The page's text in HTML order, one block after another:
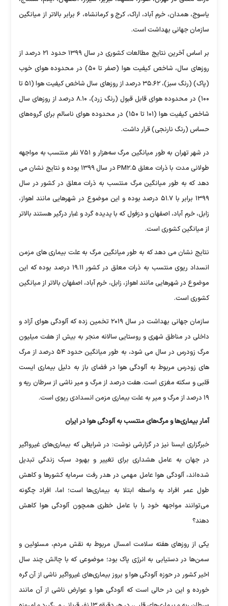
یاسوج، همدان، خرم آباد، اراک، کرج و کرمانشاه، ۶ برابر بالاتر از میانگین
سازمان جهانی بهداشت است.
بر اساس آخرین نتایج مطالعات کشوری در سال ۱۳۹۹ حدود ۲۱ درصد از
روزهای سال، شاخص کیفیت هوا (صفر تا ۵۰) در محدوده هوای خوب
(پاک) (رنگ سبز)، ۳۵.۶۲ درصد از روزهای سال شاخص کیفیت هوا (۵۱ تا
۱۰۰) در محدوده هوای قابل قبول (رنگ زرد)، ۸.۱۰ درصد از روزهای سال
شاخص کیفیت هوا (۱۰۱ تا ۱۵۰) در محدوده هوای ناسالم برای گروه‌های
حساس (رنگ نارنجی) قرار داشت.
در شهر تهران به طور میانگین مرگ سه‌هزار و ۷۵۱ نفر منتسب به مواجهه
طولانی مدت با ذرات معلق PM۲.۵ در سال ۱۳۹۹ بوده و نتایج نشان می
دهد که به طور میانگین مرگ منتسب به ذرات معلق در کشور در سال
۱۳۹۹ برابر با ۵۱.۷ درصد بوده و این موضوع در شهرهایی مانند اهواز،
زابل، خرم آباد، اصفهان و دزفول که با پدیده گرد و غبار درگیر هستند بالاتر
از میانگین کشوری است.
نتایج نشان می دهد که به طور میانگین مرگ به علت بیماری های مزمن
انسداد ریوی منتسب به ذرات معلق در کشور ۱۹.۱۱ درصد بوده که این
موضوع در شهرهایی مانند اهواز، زابل، خرم آباد، اصفهان بالاتر از میانگین
کشوری است.
سازمان جهانی بهداشت در سال ۲۰۱۹ تخمین زده که آلودگی هوای آزاد و
داخلی در مناطق شهری و روستایی سالانه منجر به بیش از هفت میلیون
مرگ زودرس در سال می شود، به طور میانگین حدود ۵۴ درصد از مرگ
های زودرس مربوط به آلودگی هوا در فضای باز به دلیل بیماری ایست
قلبی و سکته مغزی است. هفت درصد از مرگ و میر ناشی از سرطان ریه و
۱۹ درصد از مرگ و میر به علت بیماری مزمن انسدادی ریوی است.
آمار بیماری‌ها و مرگ‌های منتسب به آلودگی هوا در ایران
خبرگزاری ایسنا نیز در گزارشی نوشت: در شرایطی که بیماری‌های غیرواگیر
در جهان به عامل هشداری برای تغییر و بهبود سبک زندگی تبدیل
شده‌اند، آلودگی هوا عامل مهمی در هدر رفت سرمایه کشور‌ها و کاهش
طول عمر افراد به واسطه ابتلا به بیماری‌ها است؛ اما، افراد چگونه
می‌توانند مواجهه خود را با عامل خطری همچون آلودگی هوا کاهش
دهند؟
یکی از روز‌های هفته سلامت امسال مربوط به نقش مردم، مسئولین و
سمن‌ها در دستیابی به انرژی پاک بود؛ موضوعی که با چالش چند سال
اخیر کشور در حوزه آلودگی هوا و بروز بیماری‌های غیرواگیر ناشی از آن گره
خورده و این در حالی است که آلودگی هوا و عوارض ناشی از آن مانند